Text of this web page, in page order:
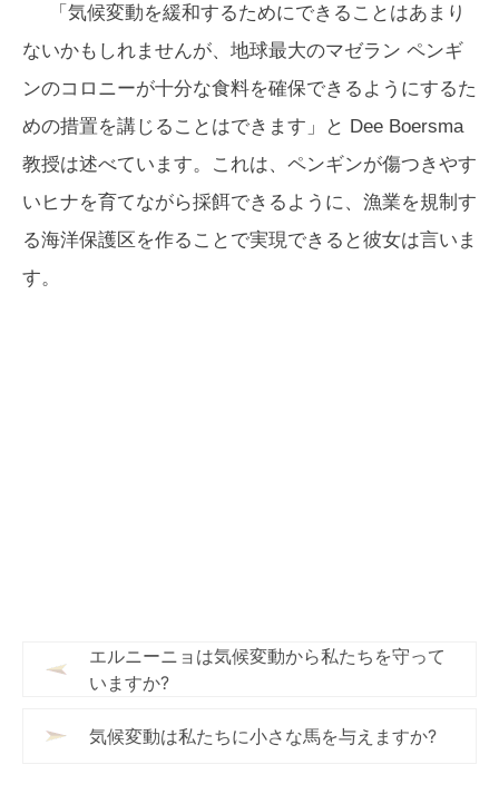
「気候変動を緩和するためにできることはあまり
ないかもしれませんが、地球最大のマゼラン ペンギ
ンのコロニーが十分な食料を確保できるようにするた
めの措置を講じることはできます」と Dee Boersma
教授は述べています。これは、ペンギンが傷つきやす
いヒナを育てながら採餌できるように、漁業を規制す
る海洋保護区を作ることで実現できると彼女は言いま
す。
エルニーニョは気候変動から私たちを守って
いますか?
気候変動は私たちに小さな馬を与えますか?